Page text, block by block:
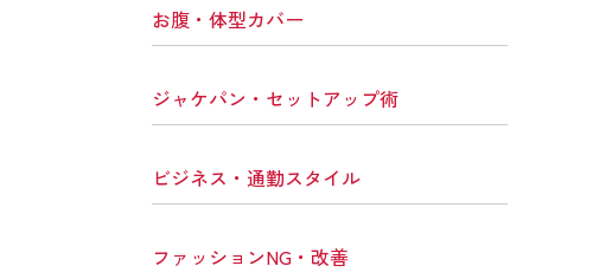
お腹・体型カバー
ジャケパン・セットアップ術
ビジネス・通勤スタイル
ファッションNG・改善